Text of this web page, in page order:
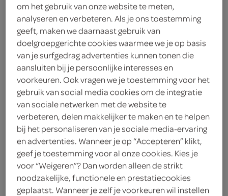
Tony's chocolonely
chocoladereep donkere
melk 42%
Tony's chocolonely
180 Gram
Let op: aanbiedingen zijn niet zichtbaar bij de
producten, maar worden wél automatisch
om het gebruik van onze website te meten,
analyseren en verbeteren. Als je ons toestemming
geeft, maken we daarnaast gebruik van
doelgroepgerichte cookies waarmee we je op basis
van je surfgedrag advertenties kunnen tonen die
aansluiten bij je persoonlijke interesses en
voorkeuren. Ook vragen we je toestemming voor het
gebruik van social media cookies om de integratie
van sociale netwerken met de website te
verbeteren, delen makkelijker te maken en te helpen
bij het personaliseren van je sociale media-ervaring
en advertenties. Wanneer je op “Accepteren” klikt,
geef je toestemming voor al onze cookies. Kies je
voor “Weigeren”? Dan worden alleen de strikt
noodzakelijke, functionele en prestatiecookies
geplaatst. Wanneer je zelf je voorkeuren wil instellen